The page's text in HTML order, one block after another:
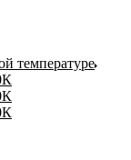
температуре